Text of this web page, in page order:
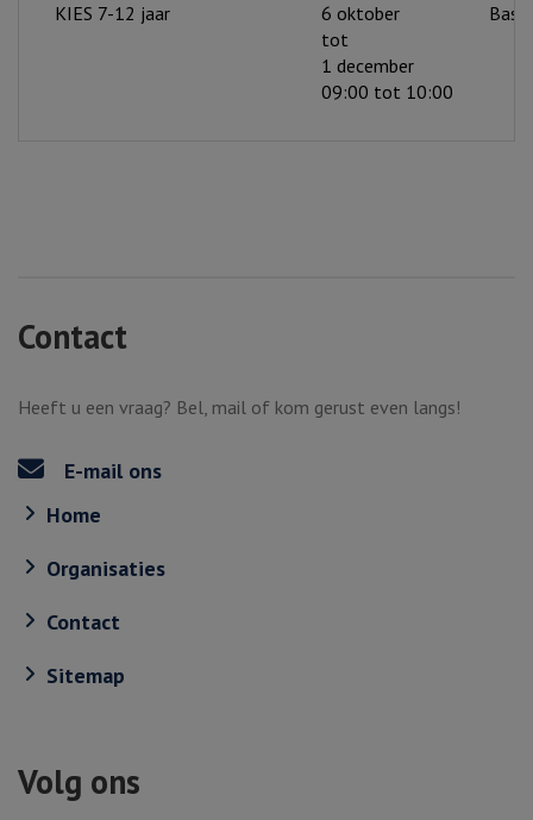
KIES 7-12 jaar
6 oktober
tot
1 december
09:00 tot 10:00
Contact
Heeft u een vraag? Bel, mail of kom gerust even langs!
E-mail ons
Home
Organisaties
Contact
Sitemap
Volg ons